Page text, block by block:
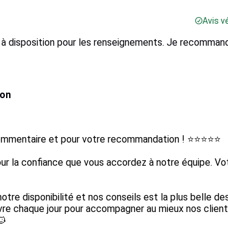
Avis
disposition pour les renseignements. Je
et pour votre recommandation ! ⭐⭐⭐⭐⭐
la confiance que vous accordez à notre équipe.
disponibilité et nos conseils est la plus belle
chaque jour pour accompagner au mieux nos